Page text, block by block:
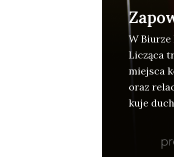
W
Liczą­ca
miej­sca
oraz
ku­je